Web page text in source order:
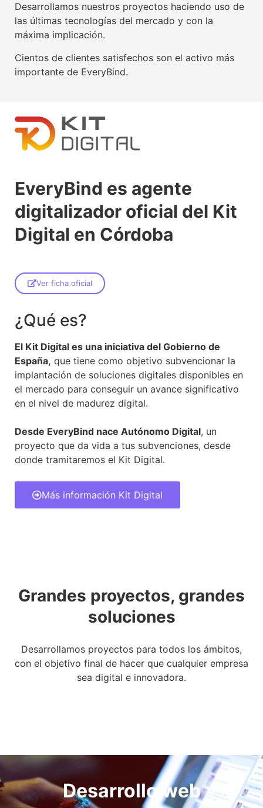
Desarrollamos nuestros proyectos haciendo uso de
las últimas tecnologías del mercado y con la
máxima implicación.
Cientos de clientes satisfechos son el activo más
importante de EveryBind.
EveryBind es agente
digitalizador oficial del Kit
Digital en Córdoba
Ver ficha oficial
¿Qué es?
El Kit Digital es una iniciativa del Gobierno de
España, que tiene como objetivo subvencionar la
implantación de soluciones digitales disponibles en
el mercado para conseguir un avance significativo
en el nivel de madurez digital.
Desde EveryBind nace Autónomo Digital, un
proyecto que da vida a tus subvenciones, desde
donde tramitaremos el Kit Digital.
Más información Kit Digital
Grandes proyectos, grandes
soluciones
Desarrollamos proyectos para todos los ámbitos,
con el objetivo final de hacer que cualquier empresa
sea digital e innovadora.
Desarrollo web